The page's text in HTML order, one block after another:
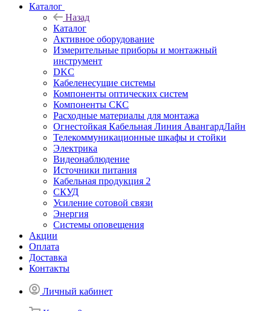
Каталог
Назад
Каталог
Активное оборудование
Измерительные приборы и монтажный
инструмент
DKC
Кабеленесущие системы
Компоненты оптических систем
Компоненты СКС
Расходные материалы для монтажа
Огнестойкая Кабельная Линия АвангардЛайн
Телекоммуникационные шкафы и стойки
Электрика
Видеонаблюдение
Источники питания
Кабельная продукция 2
СКУД
Усиление сотовой связи
Энергия
Системы оповещения
Акции
Оплата
Доставка
Контакты
Личный кабинет